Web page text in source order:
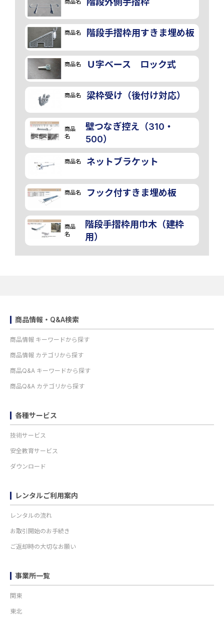
商品名
商品名 階段手摺枠用すきま埋め板
商品名 Ｕ字ベース ロック式
商品名 梁枠受け（後付け対応）
商品
名
壁つなぎ控え（310・
500）
商品名 ネットブラケット
商品名 フック付すきま埋め板
商品
名
階段手摺枠用巾木（建枠
用）
商品情報・Q&A検索
商品情報 キーワードから探す
商品情報 カテゴリから探す
商品Q&A キーワードから探す
商品Q&A カテゴリから探す
各種サービス
技術サービス
安全教育サービス
ダウンロード
レンタルご利用案内
レンタルの流れ
お取引開始のお手続き
ご返却時の大切なお願い
事業所一覧
関東
東北